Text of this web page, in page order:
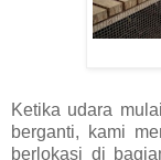
Ketika udara
berganti, kami
berlokasi di